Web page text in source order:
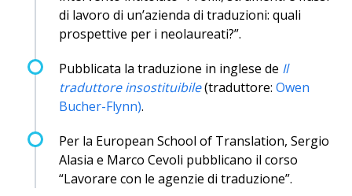
di lavoro di un’azienda di traduzioni: quali
prospettive per i neolaureati?”.
Pubblicata la traduzione in inglese de Il
traduttore insostituibile(traduttore: Owen
Bucher-Flynn).
Per la European School of Translation, Sergio
Alasia e Marco Cevoli pubblicano il corso
“Lavorare con le agenzie di traduzione”.